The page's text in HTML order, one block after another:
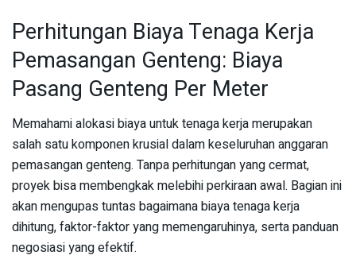
Perhitungan Biaya Tenaga Kerja
Pemasangan Genteng: Biaya
Pasang Genteng Per Meter
Memahami alokasi biaya untuk tenaga kerja merupakan
salah satu komponen krusial dalam keseluruhan anggaran
pemasangan genteng. Tanpa perhitungan yang cermat,
proyek bisa membengkak melebihi perkiraan awal. Bagian ini
akan mengupas tuntas bagaimana biaya tenaga kerja
dihitung, faktor-faktor yang memengaruhinya, serta panduan
negosiasi yang efektif.